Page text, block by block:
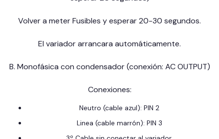
Volver a meter Fusibles y esperar 20-30 segundos.
El variador arrancara automáticamente.
B. Monofásica con condensador (conexión: AC OUTPUT)
Conexiones:
Neutro (cable azul): PIN 2
Linea (cable marrón): PIN 3